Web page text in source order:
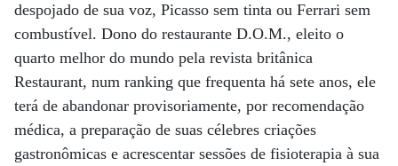
despojado de sua voz, Picasso sem tinta ou Ferrari sem
combustível. Dono do restaurante D.O.M., eleito o
quarto melhor do mundo pela revista britânica
Restaurant, num ranking que frequenta há sete anos, ele
terá de abandonar provisoriamente, por recomendação
médica, a preparação de suas célebres criações
gastronômicas e acrescentar sessões de fisioterapia à sua